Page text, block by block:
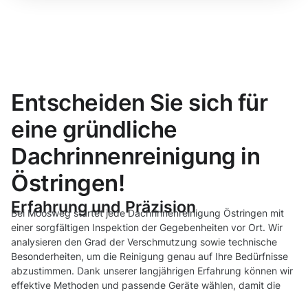
Entscheiden Sie sich für
eine gründliche
Dachrinnenreinigung in
Östringen!
Erfahrung und Präzision
Bei Moosweg startet jede Dachrinnenreinigung Östringen mit
einer sorgfältigen Inspektion der Gegebenheiten vor Ort. Wir
analysieren den Grad der Verschmutzung sowie technische
Besonderheiten, um die Reinigung genau auf Ihre Bedürfnisse
abzustimmen. Dank unserer langjährigen Erfahrung können wir
effektive Methoden und passende Geräte wählen, damit die